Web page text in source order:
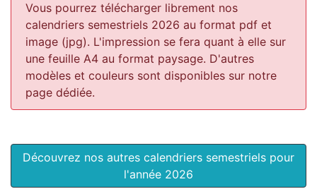
Vous pourrez télécharger librement nos
calendriers semestriels 2026 au format pdf et
image (jpg). L'impression se fera quant à elle sur
une feuille A4 au format paysage. D'autres
modèles et couleurs sont disponibles sur notre
page dédiée.
Découvrez nos autres calendriers semestriels pour
l'année 2026